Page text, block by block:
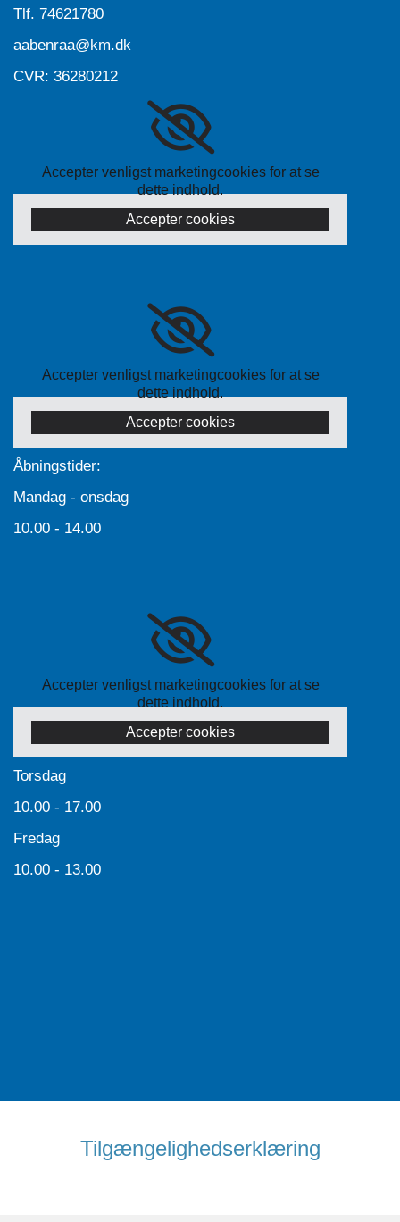
Tlf. 74621780
aabenraa@km.dk
CVR: 36280212
Accepter venligst marketingcookies for at se
dette indhold.
Accepter cookies
Accepter venligst marketingcookies for at se
dette indhold.
Accepter cookies
Åbningstider:
Mandag - onsdag
10.00 - 14.00
Accepter venligst marketingcookies for at se
dette indhold.
Accepter cookies
Torsdag
10.00 - 17.00
Fredag
10.00 - 13.00
Tilgængelighedserklæring